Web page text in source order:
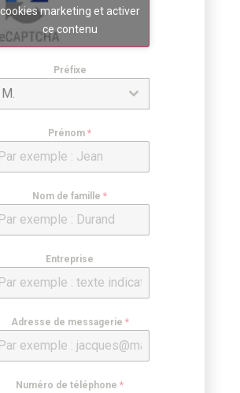
cookies marketing et activer
ce contenu
Préfixe
M.
Prénom *
Nom de famille *
Entreprise
Adresse de messagerie *
Numéro de téléphone *